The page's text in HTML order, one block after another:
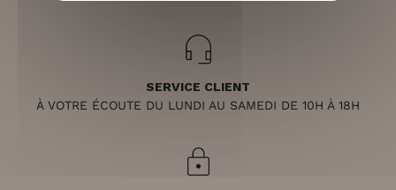
SERVICE CLIENT
À VOTRE ÉCOUTE DU LUNDI AU SAMEDI DE 10H À 18H